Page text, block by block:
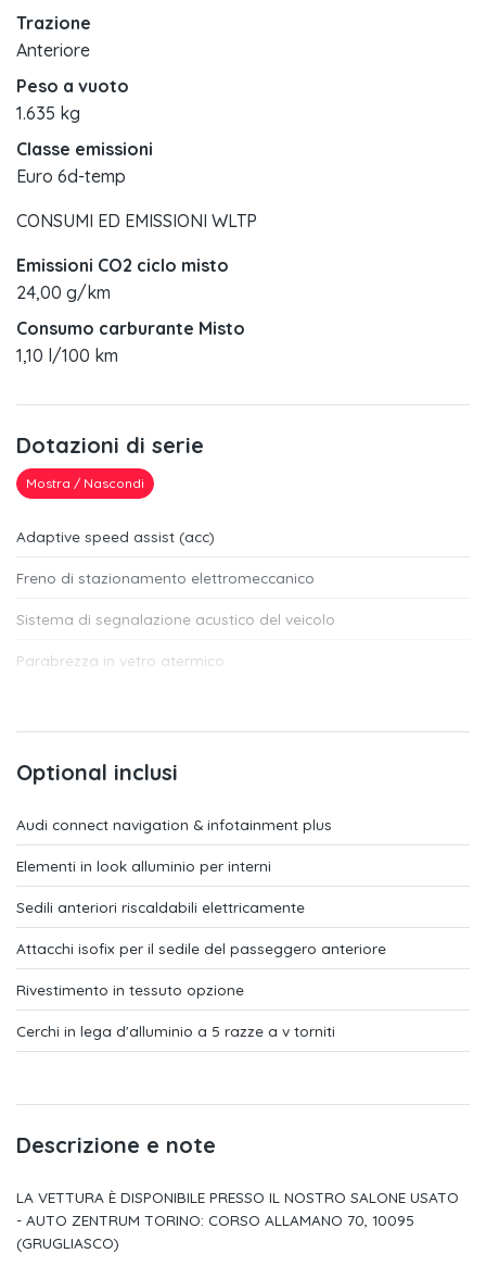
Trazione
Anteriore
Peso a vuoto
1.635 kg
Classe emissioni
Euro 6d-temp
CONSUMI ED EMISSIONI WLTP
Emissioni CO2 ciclo misto
24,00 g/km
Consumo carburante Misto
1,10 l/100 km
Dotazioni di serie
Mostra / Nascondi
Adaptive speed assist (acc)
Freno di stazionamento elettromeccanico
Sistema di segnalazione acustico del veicolo
Parabrezza in vetro atermico
Attrezzi di bordo
giubbottini
Kit riparazione pneumatici con compressore 12v, velocità
Sistema di navigazione mmi plus con mmi touch
Sistema di ricarica e-tron compact
Airbag anteriori laterali integrati nello schienale e per la testa
Optional inclusi
Audi connect navigation & infotainment plus
Elementi in look alluminio per interni
Sedili anteriori riscaldabili elettricamente
Attacchi isofix per il sedile del passeggero anteriore
Rivestimento in tessuto opzione
Cerchi in lega d'alluminio a 5 razze a v torniti
Descrizione e note
LA VETTURA È DISPONIBILE PRESSO IL NOSTRO SALONE USATO
- AUTO ZENTRUM TORINO: CORSO ALLAMANO 70, 10095
(GRUGLIASCO)